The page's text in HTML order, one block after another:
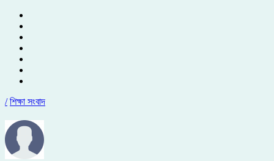
/ শিক্ষা সংবাদ